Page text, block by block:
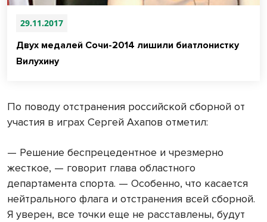
29.11.2017
Двух медалей Сочи-2014 лишили биатлонистку
Вилухину
По поводу отстранения российской сборной от
участия в играх Сергей Ахапов отметил:
— Решение беспрецедентное и чрезмерно
жесткое, — говорит глава областного
департамента спорта. — Особенно, что касается
нейтрального флага и отстранения всей сборной.
Я уверен, все точки еще не расставлены, будут